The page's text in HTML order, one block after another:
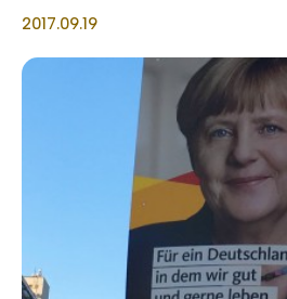
2017.09.19